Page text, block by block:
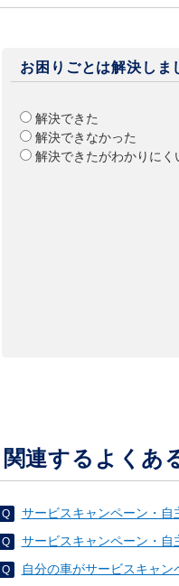
お困りごとは解決しま
解決できた
解決できなかった
解決できたがわかりにく
関連するよくあ
サービスキャンペーン・自
サービスキャンペーン・自
自分の車がサービスキャン